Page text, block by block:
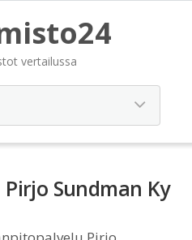
vertailussa
Sundman Ky